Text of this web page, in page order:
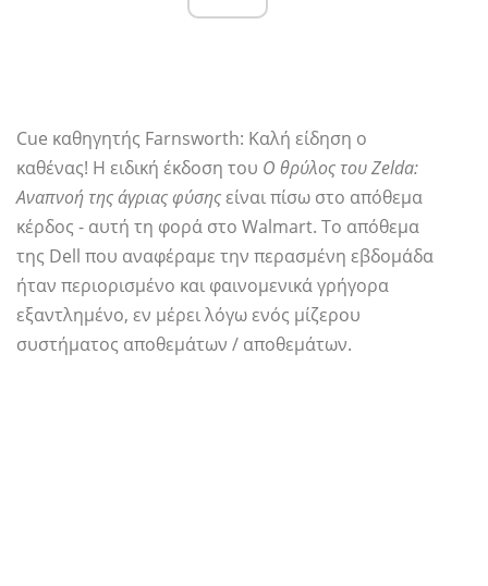
Cue καθηγητής Farnsworth: Καλή είδηση ​​ο
καθένας! Η ειδική έκδοση του Ο θρύλος του Zelda:
Αναπνοή της άγριας φύσηςείναι πίσω στο απόθεμα
κέρδος - αυτή τη φορά στο Walmart. Το απόθεμα
της Dell που αναφέραμε την περασμένη εβδομάδα
ήταν περιορισμένο και φαινομενικά γρήγορα
εξαντλημένο, εν μέρει λόγω ενός μίζερου
συστήματος αποθεμάτων / αποθεμάτων.